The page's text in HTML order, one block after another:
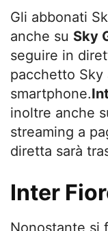
Gli abbonati
anche su Sky
seguire in
pacchetto
smartphone.
inoltre anche
streaming a
diretta sarà
Inter
Nonostante si